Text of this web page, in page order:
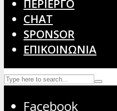
ΠΕΡΙΕΡΓΟ
CHAT
SPONSOR
ΕΠΙΚΟΙΝΩΝΙΑ
Facebook